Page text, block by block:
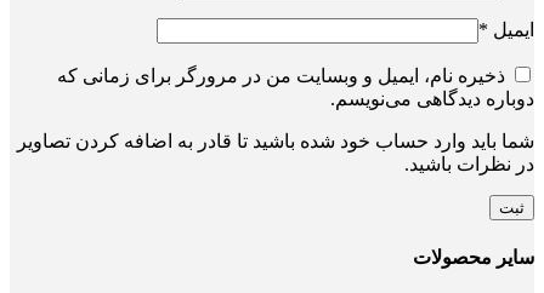
ایمیل *
ذخیره نام، ایمیل و وبسایت من در مرورگر برای زمانی که
دوباره دیدگاهی می‌نویسم.
شما باید وارد حساب خود شده باشید تا قادر به اضافه کردن تصاویر
در نظرات باشید.
سایر محصولات